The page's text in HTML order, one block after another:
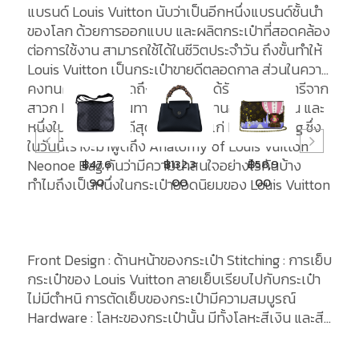
แบรนด์ Louis Vuitton นับว่าเป็นอีกหนึ่งแบรนด์ชั้นนำ
ของโลก ด้วยการออกแบบ และผลิตกระเป๋าที่สอดคล้อง
ต่อการใช้งาน สามารถใช้ได้ในชีวิตประจำวัน ถึงขั้นทำให้
Louis Vuitton เป็นกระเป๋าขายดีตลอดกาล ส่วนในความ
คงทนคงไม่ต้องพูดถึง เนื่องจากได้รับการการันตรีจาก
สาวก LV แล้วว่าทนทานต่อการใช้งานอย่างแน่นอน และ
หนึ่งในกระเป๋าขายดีสุดทนทานได้แก่ Neonoe Bag ซึ่ง
ในวันนี้เราจะมาพูดถึง Anatomy of Louis Vuitton
Neonoe Bag กันว่ามีความน่าสนใจอย่างไรกันบ้าง
ทำไมถึงเป็นหนึ่งในกระเป๋ายอดนิยมของ Louis Vuitton
42,0
฿47,6
90
฿132,3
00
฿58,9
00
Front Design : ด้านหน้าของกระเป๋า Stitching : การเย็บ
กระเป๋าของ Louis Vuitton ลายเย็บเรียบไปกับกระเป๋า
ไม่มีตำหนิ การตัดเย็บของกระเป๋ามีความสมบูรณ์
Hardware : โลหะของกระเป๋านั้น มีทั้งโลหะสีเงิน และสี